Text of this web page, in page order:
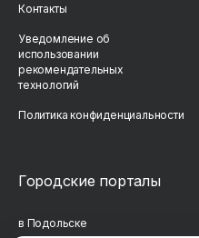
Контакты
Уведомление об
использовании
рекомендательных
технологий
Политика конфиденциальности
Городские порталы
в Подольске